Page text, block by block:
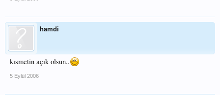
hamdi
kısmetin açık olsun..
5 Eylül 2006